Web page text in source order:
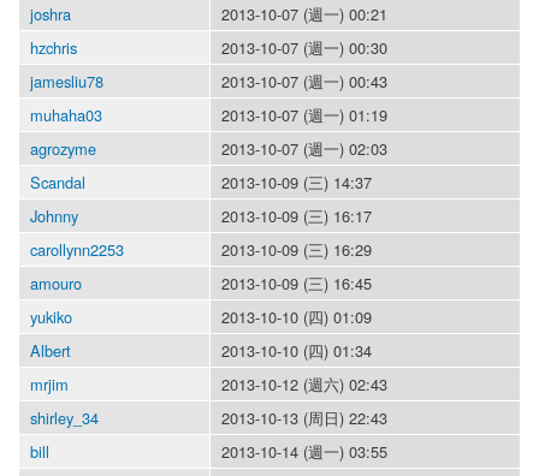
joshra
2013-10-07 (週一) 00:21
hzchris
2013-10-07 (週一) 00:30
jamesliu78
2013-10-07 (週一) 00:43
muhaha03
2013-10-07 (週一) 01:19
agrozyme
2013-10-07 (週一) 02:03
Scandal
2013-10-09 (三) 14:37
Johnny
2013-10-09 (三) 16:17
carollynn2253
2013-10-09 (三) 16:29
amouro
2013-10-09 (三) 16:45
yukiko
2013-10-10 (四) 01:09
Albert
2013-10-10 (四) 01:34
mrjim
2013-10-12 (週六) 02:43
shirley_34
2013-10-13 (周日) 22:43
bill
2013-10-14 (週一) 03:55